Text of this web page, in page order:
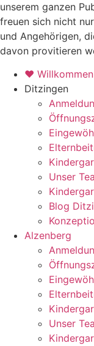
unserem ganzen
freuen sich nicht
und Angehörigen,
davon provitieren
♥
Ditzingen
Unser
Blog
Alzenberg
Unser